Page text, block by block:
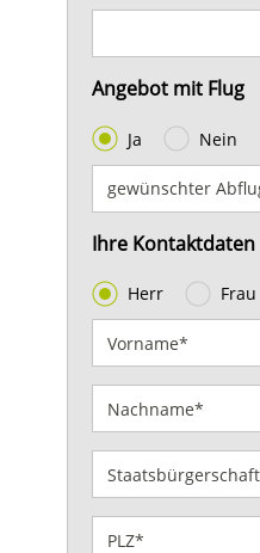
Angebot mit Flug
Ja Nein
Ihre Kontaktdaten
Herr Frau